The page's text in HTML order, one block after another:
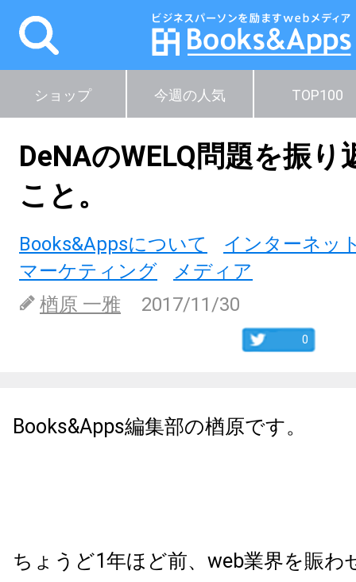
ショップ 今週の人気 TOP100
DeNAのWELQ問題を振り
こと。
Books&Appsについて
インターネッ
マーケティング
メディア
楢原 一雅
2017/11/30
0
Books&Apps編集部の楢原です。
ちょうど1年ほど前、 web業界を賑わ